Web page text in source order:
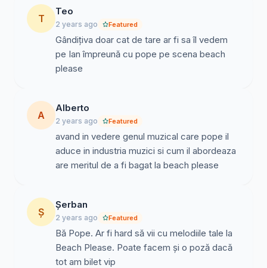
T
Teo
2 years ago Featured
Gândițiva doar cat de tare ar fi sa îl vedem
pe Ian împreună cu pope pe scena beach
please
A
Alberto
2 years ago Featured
avand in vedere genul muzical care pope il
aduce in industria muzici si cum il abordeaza
are meritul de a fi bagat la beach please
Ș
Șerban
2 years ago Featured
Bă Pope. Ar fi hard să vii cu melodiile tale la
Beach Please. Poate facem și o poză dacă
tot am bilet vip